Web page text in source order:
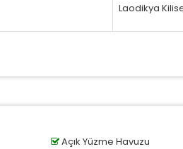
Laodikya
Açık Yüzme Havuzu